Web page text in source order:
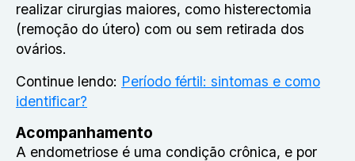
realizar cirurgias maiores, como histerectomia
(remoção do útero) com ou sem retirada dos
ovários.
Continue lendo: Período fértil: sintomas e como
identificar?
Acompanhamento
A endometriose é uma condição crônica, e por